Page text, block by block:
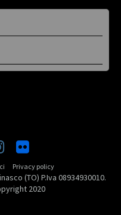
Privacy policy
(TO) P.Iva 08934930010.
2020